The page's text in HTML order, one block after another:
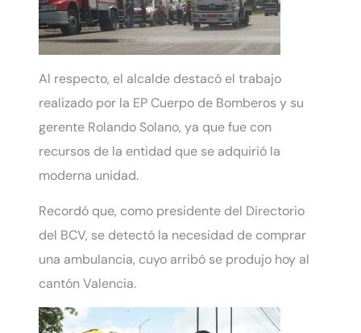
Al respecto, el alcalde destacó el trabajo
realizado por la EP Cuerpo de Bomberos y su
gerente Rolando Solano, ya que fue con
recursos de la entidad que se adquirió la
moderna unidad.
Recordó que, como presidente del Directorio
del BCV, se detectó la necesidad de comprar
una ambulancia, cuyo arribó se produjo hoy al
cantón Valencia.